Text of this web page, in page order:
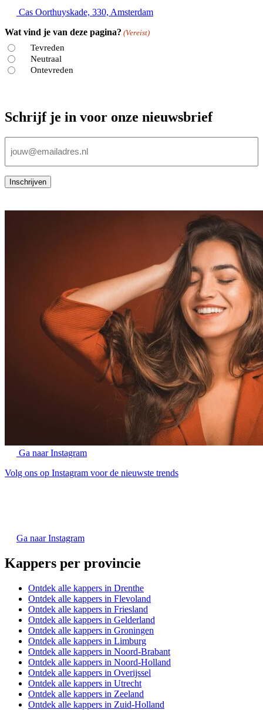
Cas Oorthuyskade, 330, Amsterdam
Wat vind je van deze pagina? (Vereist)
Tevreden
Neutraal
Ontevreden
Schrijf je in voor onze nieuwsbrief
mailadres
Inschrijven
Ga naar Instagram
Volg ons op Instagram voor de nieuwste trends
Ga naar Instagram
Kappers per provincie
Ontdek alle kappers in Drenthe
Ontdek alle kappers in Flevoland
Ontdek alle kappers in Friesland
Ontdek alle kappers in Gelderland
Ontdek alle kappers in Groningen
Ontdek alle kappers in Limburg
Ontdek alle kappers in Noord-Brabant
Ontdek alle kappers in Noord-Holland
Ontdek alle kappers in Overijssel
Ontdek alle kappers in Utrecht
Ontdek alle kappers in Zeeland
Ontdek alle kappers in Zuid-Holland